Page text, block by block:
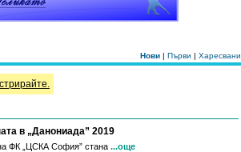
Нови | Първи | Харесвани
в „Данониада” 2019
ФК „ЦСКА София” стана ...още